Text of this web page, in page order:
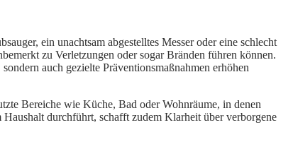
ein unachtsam abgestelltes Messer oder eine schlecht
zu Verletzungen oder sogar Bränden führen können.
auch gezielte Präventionsmaßnahmen erhöhen
Bereiche wie Küche, Bad oder Wohnräume, in denen
Haushalt durchführt, schafft zudem Klarheit über verborgene